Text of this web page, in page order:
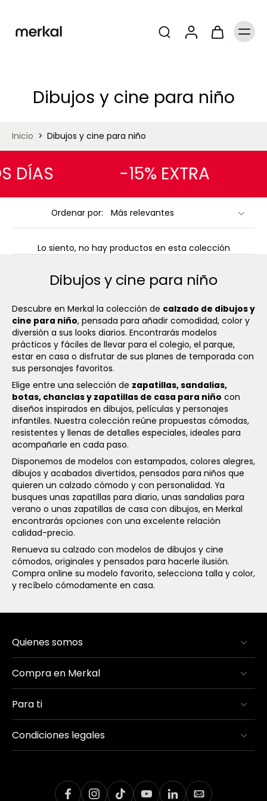
Dibujos y cine para niño
Inicio > Dibujos y cine para niño
DÍAS -15% EXTRA
Ordenar por:
Lo siento, no hay productos en esta colección
Dibujos y cine para niño
Descubre en Merkal la colección de calzado de dibujos y
cine para niño, pensada para añadir comodidad, color y
diversión a sus looks diarios. Encontrarás modelos
prácticos y fáciles de llevar para el colegio, el parque,
estar en casa o disfrutar de sus planes de temporada con
sus personajes favoritos.
Elige entre una selección de zapatillas, sandalias,
botas, chanclas y zapatillas de casa para niño con
diseños inspirados en dibujos, películas y personajes
infantiles. Nuestra colección reúne propuestas cómodas,
resistentes y llenas de detalles especiales, ideales para
acompañarle en cada paso.
Disponemos de modelos con estampados, colores alegres,
dibujos y acabados divertidos, pensados para niños que
quieren un calzado cómodo y con personalidad. Ya
busques unas zapatillas para diario, unas sandalias para
verano o unas zapatillas de casa con dibujos, en Merkal
encontrarás opciones con una excelente relación
calidad-precio.
Renueva su calzado con modelos de dibujos y cine
cómodos, originales y pensados para hacerle ilusión.
Compra online su modelo favorito, selecciona talla y color,
y recíbelo cómodamente en casa.
Quienes somos
Compra en Merkal
Para ti
Condiciones legales